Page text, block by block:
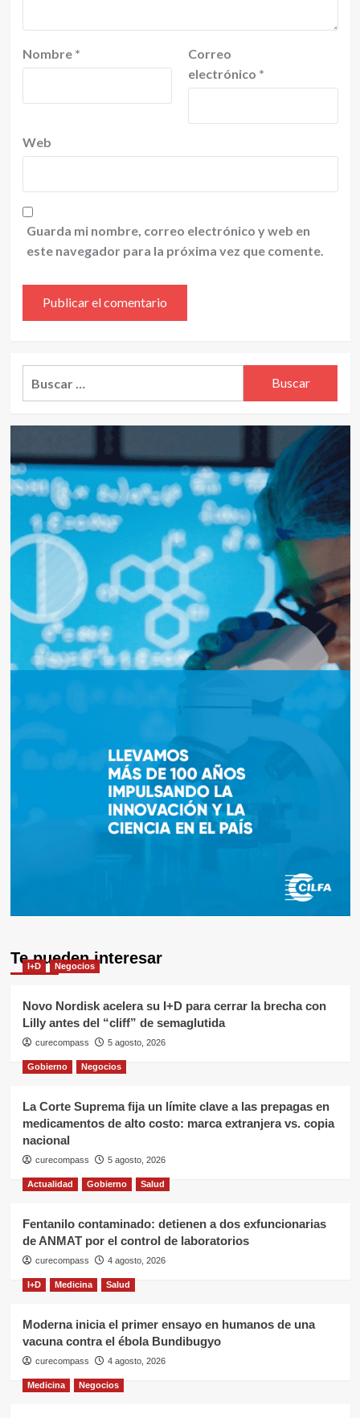
Nombre *
Correo
electrónico *
Web
Guarda mi nombre, correo electrónico y web en
este navegador para la próxima vez que comente.
Te pueden interesar
I+D Negocios
Novo Nordisk acelera su I+D para cerrar la brecha con
Lilly antes del “cliff” de semaglutida
curecompass 5 agosto, 2026
Gobierno Negocios
La Corte Suprema fija un límite clave a las prepagas en
medicamentos de alto costo: marca extranjera vs. copia
nacional
curecompass 5 agosto, 2026
Actualidad Gobierno Salud
Fentanilo contaminado: detienen a dos exfuncionarias
de ANMAT por el control de laboratorios
curecompass 4 agosto, 2026
I+D Medicina Salud
Moderna inicia el primer ensayo en humanos de una
vacuna contra el ébola Bundibugyo
curecompass 4 agosto, 2026
Medicina Negocios